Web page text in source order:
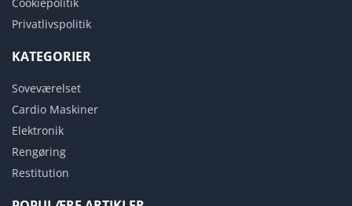
Privatlivspolitik
KATEGORIER
Soveværelset
Cardio Maskiner
Elektronik
Rengøring
Restitution